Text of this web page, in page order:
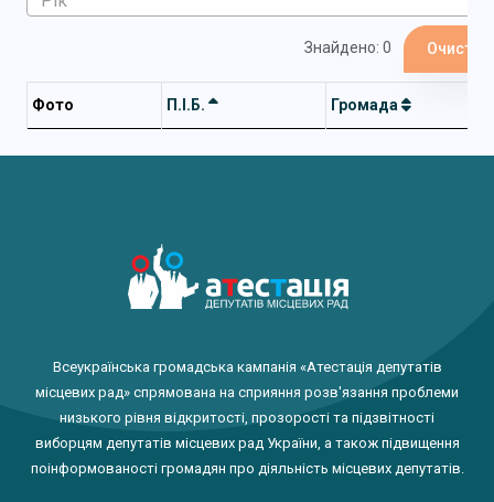
Знайдено: 0
Фото П.І.Б. Громада
Всеукраїнська громадська кампанія «Атестація депутатів
місцевих рад» спрямована на сприяння розв'язання проблеми
низького рівня відкритості, прозорості та підзвітності
виборцям депутатів місцевих рад України, а також підвищення
поінформованості громадян про діяльність місцевих депутатів.